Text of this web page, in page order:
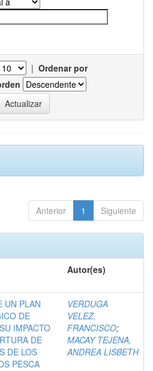
| Ordenar por
Anterior 1 Siguiente
Autor(es)
UN PLAN
DE
IMPACTO
DE
DE LOS
PESCA
VERDUGA
VELEZ,
FRANCISCO;
MACAY TEJENA,
ANDREA LISBETH